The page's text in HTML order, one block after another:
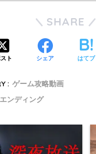
SHARE
ト シェア はてブ
: ゲーム攻略動画
エンディング